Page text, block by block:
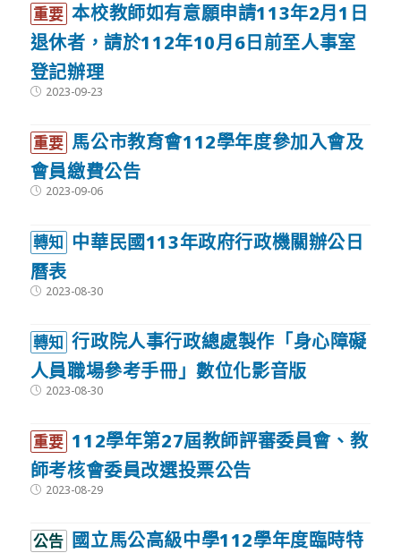
重要 本校教師如有意願申請113年2月1日
退休者，請於112年10月6日前至人事室
登記辦理
Post2023-09-23
重要 馬公市教育會112學年度參加入會及
會員繳費公告
Post2023-09-06
轉知 中華民國113年政府行政機關辦公日
曆表
Post2023-08-30
轉知 行政院人事行政總處製作「身心障礙
人員職場參考手冊」數位化影音版
Post2023-08-30
重要 112學年第27屆教師評審委員會、教
師考核會委員改選投票公告
Post2023-08-29
公告 國立馬公高級中學112學年度臨時特